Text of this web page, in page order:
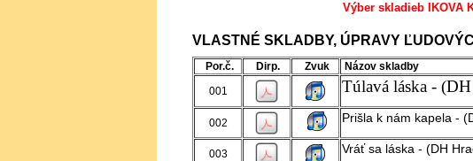
Výber skladieb IKOVA
VLASTNÉ SKLADBY, ÚPRAVY
Por.č. Dirp. Zvuk Názov skladby
001
Túlavá láska -
002 Prišla k nám kapela -
003 Vráť sa láska - (DH